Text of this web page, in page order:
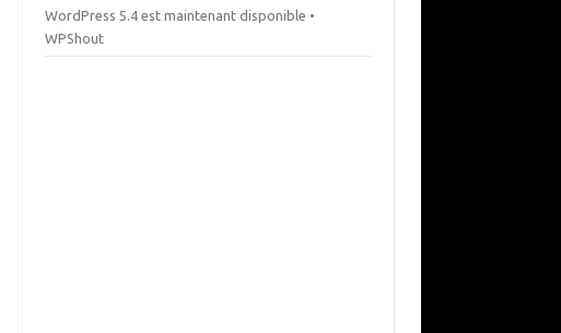
WordPress 5.4 est maintenant disponible •
WPShout